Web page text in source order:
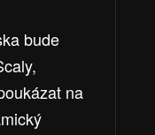
​​bude
na